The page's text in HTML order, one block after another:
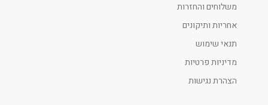
משלוחים והחזרות
אחריות ותיקונים
תנאי שימוש
מדיניות פרטיות
הצהרת נגישות